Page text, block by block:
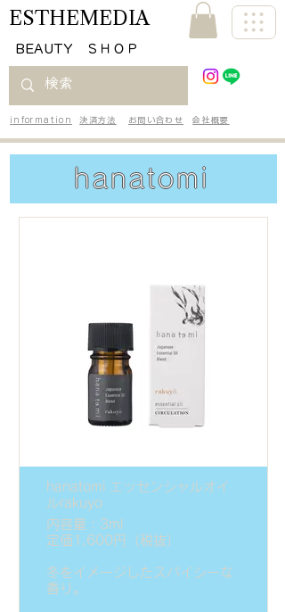
ESTHEMEDIA
​BEAUTY ＳＨＯＰ
information 決済方法 お問い合わせ 会社概要
hanatomi
hanatomi エッセンシャルオイ
ルrakuyo
内容量：3ml
定価1,600円（税抜）
冬をイメージしたスパイシーな
香り。